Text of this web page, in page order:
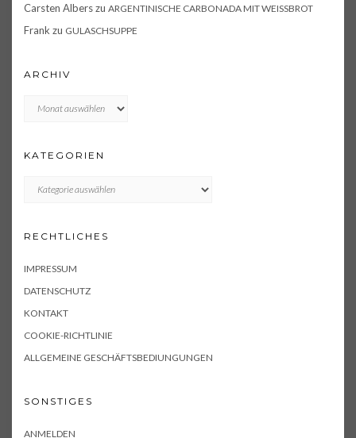
Carsten Alberszu ARGENTINISCHE CARBONADA MIT WEISSBROT
Frank zu GULASCHSUPPE
ARCHIV
KATEGORIEN
RECHTLICHES
IMPRESSUM
DATENSCHUTZ
KONTAKT
COOKIE-RICHTLINIE
ALLGEMEINE GESCHÄFTSBEDIUNGUNGEN
SONSTIGES
ANMELDEN